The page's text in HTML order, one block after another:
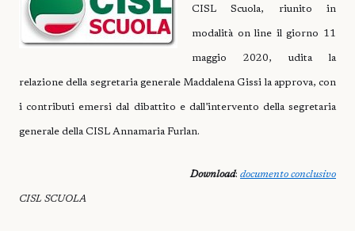
CISL Scuola, riunito in
modalità on line il giorno 11
maggio 2020, udita la
relazione della segretaria generale Maddalena Gissi la approva, con
i contributi emersi dal dibattito e dall’intervento della segretaria
generale della CISL Annamaria Furlan.
Download: documento conclusivo
CISL SCUOLA